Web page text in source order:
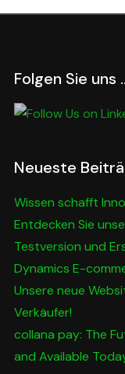
Folgen Sie uns
Neueste
Wissen schafft
Entdecken Sie
Testversion und
Dynamics E-
Unsere neue
Verkäufer!
collana pay: The
and Available